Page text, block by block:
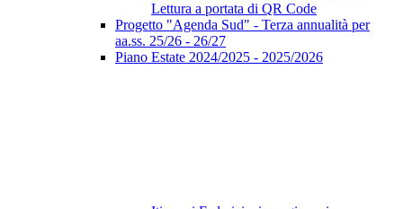
Lettura a portata di QR Code
Progetto "Agenda Sud" - Terza annualità per
aa.ss. 25/26 - 26/27
Piano Estate 2024/2025 - 2025/2026